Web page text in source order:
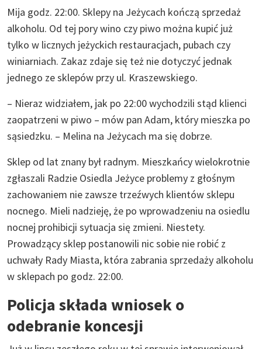
Mija godz. 22:00. Sklepy na Jeżycach kończą sprzedaż
alkoholu. Od tej pory wino czy piwo można kupić już
tylko w licznych jeżyckich restauracjach, pubach czy
winiarniach. Zakaz zdaje się też nie dotyczyć jednak
jednego ze sklepów przy ul. Kraszewskiego.
– Nieraz widziałem, jak po 22:00 wychodzili stąd klienci
zaopatrzeni w piwo – mów pan Adam, który mieszka po
sąsiedzku. – Melina na Jeżycach ma się dobrze.
Sklep od lat znany był radnym. Mieszkańcy wielokrotnie
zgłaszali Radzie Osiedla Jeżyce problemy z głośnym
zachowaniem nie zawsze trzeźwych klientów sklepu
nocnego. Mieli nadzieję, że po wprowadzeniu na osiedlu
nocnej prohibicji sytuacja się zmieni. Niestety.
Prowadzący sklep postanowili nic sobie nie robić z
uchwały Rady Miasta, która zabrania sprzedaży alkoholu
w sklepach po godz. 22:00.
Policja składa wniosek o
odebranie koncesji